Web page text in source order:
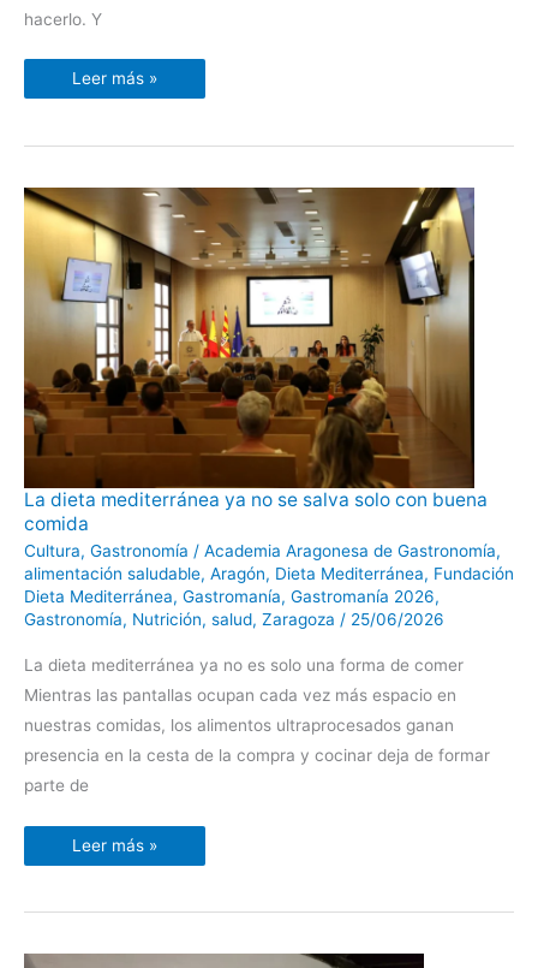
hacerlo. Y
Leer más »
La dieta mediterránea ya no se salva solo con buena
comida
Cultura, Gastronomía / Academia Aragonesa de Gastronomía,
alimentación saludable, Aragón, Dieta Mediterránea, Fundación
Dieta Mediterránea, Gastromanía, Gastromanía 2026,
Gastronomía, Nutrición, salud, Zaragoza / 25/06/2026
La dieta mediterránea ya no es solo una forma de comer
Mientras las pantallas ocupan cada vez más espacio en
nuestras comidas, los alimentos ultraprocesados ganan
presencia en la cesta de la compra y cocinar deja de formar
parte de
La
dieta
mediterránea
no
se
salva
solo
con
Leer más »